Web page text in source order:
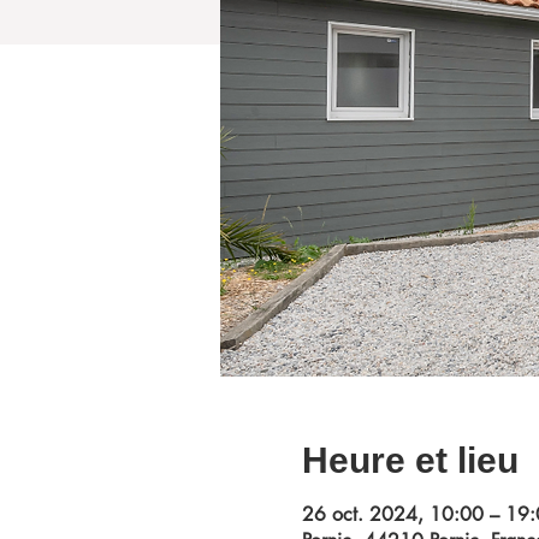
Heure et lieu
26 oct. 2024, 10:00 –